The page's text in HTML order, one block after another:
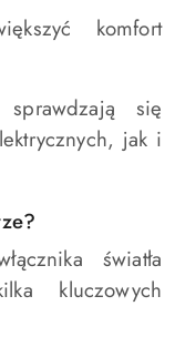
komfort
sprawdzają się
jak i
światła
kluczowych